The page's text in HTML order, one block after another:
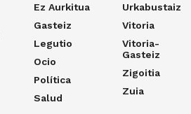
Ez Aurkitua
Gasteiz
Legutio
Ocio
Política
Salud
Urkabustaiz
Vitoria
Vitoria-
Gasteiz
Zigoitia
Zuia